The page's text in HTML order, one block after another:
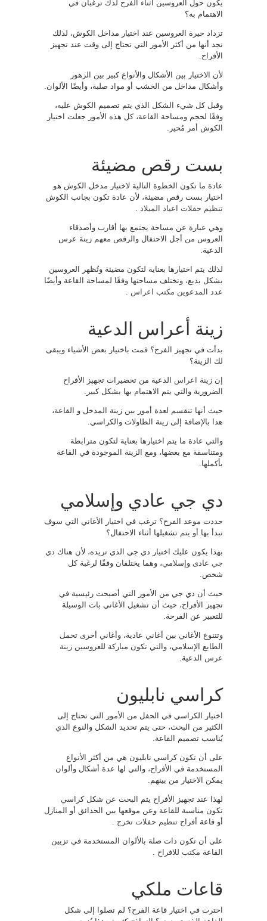
يكون حول العروسين أثناء الفرح لذك ترغبان في
الاهتمام به؟
تزداد حيرة العروسين عند اختيار مداخل الكوش، لذلك
نجد أنها من أكثر الأمور التي تحتاج إلى وقت عند تجهيز
الأفراح.
لأن الاختيار بين الأشكال والأنواع كبير بين الزهور
وأشكال مداخل من الخشب أو مواد صلبة، وأيضًا الألوان.
وقبل كل شيء الشكل الذي يتم تصميم الكوش عليه،
وفقًا لحجم ومساحة القاعة، كل هذه الأمور جعلت اختيار
الكوش أمر مُحير.
بست رقص مضيئة
عادة ما تكون الخطوة التالية لاختيار مدخل الكوش هو
اختيار بست رقص مضيئة، لأن عادة تكون بجانب الكوش
تنظيم حفلات اعياد الميلاد
وهي عبارة عن مساحة يجتمع بها أقارب وأصدقاء
العروس من أجل الاحتفال والرقص معهم زينة عرس
الدعية.
لذلك يتم اختيارها بعناية لتكون مضيئة وتُظهر العروسين
بشكل بديع، وتختلف مساحتها وفقًا لمساحة القاعة وأيضًا
عدد المدعوين مكتب اعراس
زينة أعراس الدعية
بدأت في تجهيز الفرح؟ قمت باختيار بعض الأشياء ويبقى
لك الزينة؟
إن زينة اعراس الدعية من تحضيرات تجهيز الأفراح
الضرورية والتي يتم الاهتمام بها بشكل كبير.
حيث أنها تنقسم لعدة أمور بين زينة المدخل و القاعة،
هذا بالإضافة إلى زينة الطاولات والكراسي.
والتي عادة ما يتم اختيارها بعناية لتكون مترابطة
ومتناسقة مع بعضها، ومع الزينة الموجودة في القاعة
بأكملها.
دي جي عادي وإسلامي
حددت موعد الفرح؟ ترغب في اختيار الأغاني التي سوف
تبدأ بها أو يتم تشغيلها أثناء الاحتفال؟
بهذا يكون عليك اختيار دي جي الذي تريده، لأن هناك دي
جي عادى وإسلامي، وهما يختلفان وفقًا لرغبة كل
شخص.
حيث أن دي جي من الأمور التي أصبحت رئيسية في
تجهيز الأفراح، حيث أن تشغيل الأغاني بات الوسيلة
للتعبير عن الفرحة.
وتتنوع الأغاني بين أغاني عادية، وأغاني أخرى تحمل
الطابع الإسلامي، والتي تكون مباركة للعروسين زينة
عرس الدعية.
كراسي نابليون
اختيار الكراسي في الحفل من الأمور التي تحتاج إلى
الكثير من البحث، حتى يتم تحديد الشكل والنوع الذي
يُناسب تصميم القاعة.
على أن تكون كراسي نابليون هي من أكثر الأنواع
المستخدمة في الأفراح، والتي لها عدة أشكال وألوان
يمكن الاختيار من بينهم.
لهذا عند تجهيز الأفراح يتم البحث عن شكل كراسي
تكون مناسبة للقاعة وعن موقعها بين الحدائق أو المنازل
أو قاعة أفراح تنظيم حفلات تخرج
على أن تكون ذات صلة بالألوان المستخدمة في تزيين
القاعة مكتب للافراح
قاعات ملكي
احترت في اختيار قاعة الفرح؟ لم تصلوا إلى شكل